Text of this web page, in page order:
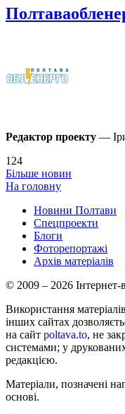
Редактор проекту —
124
Більше новин
На головну
Новини Полтави
Спецпроекти
Блоги
Фоторепортажі
Архів матеріалів
© 2009 – 2026
Використання
інших сайтах
на сайт poltava.to, не
системами; у
редакцією.
Матеріали, позначені
основі.